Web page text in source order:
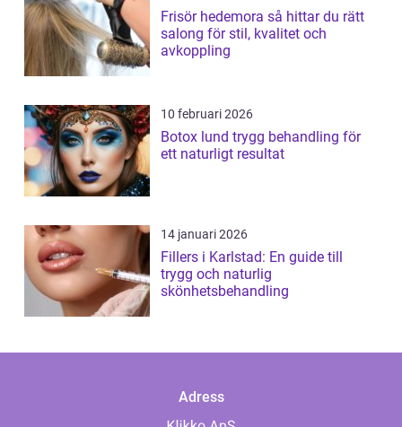
Frisör hedemora så hittar du rätt
salong för stil, kvalitet och
avkoppling
10 februari 2026
Botox lund trygg behandling för
ett naturligt resultat
14 januari 2026
Fillers i Karlstad: En guide till
trygg och naturlig
skönhetsbehandling
Adress